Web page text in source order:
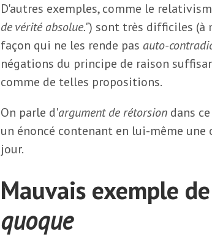
D'autres exemples, comme le
de vérité absolue.") sont très difficiles (à
façon qui ne les rende pas auto-
négations du principe de raison
comme de telles propositions.
On parle d'argument de rétorsion dans
un énoncé contenant en lui-même
jour.
Mauvais exemple
quoque